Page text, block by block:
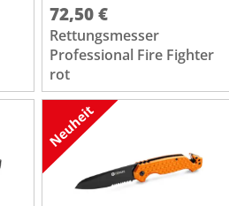
72,50 €
Rettungsmesser
Professional Fire Fighter
rot